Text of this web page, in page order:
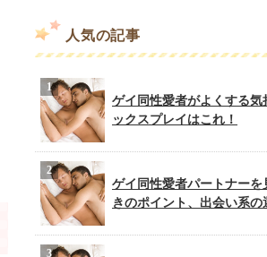
人気の記事
ゲイ同性愛者がよくする気
ックスプレイはこれ！
ゲイ同性愛者パートナーを
きのポイント、出会い系の